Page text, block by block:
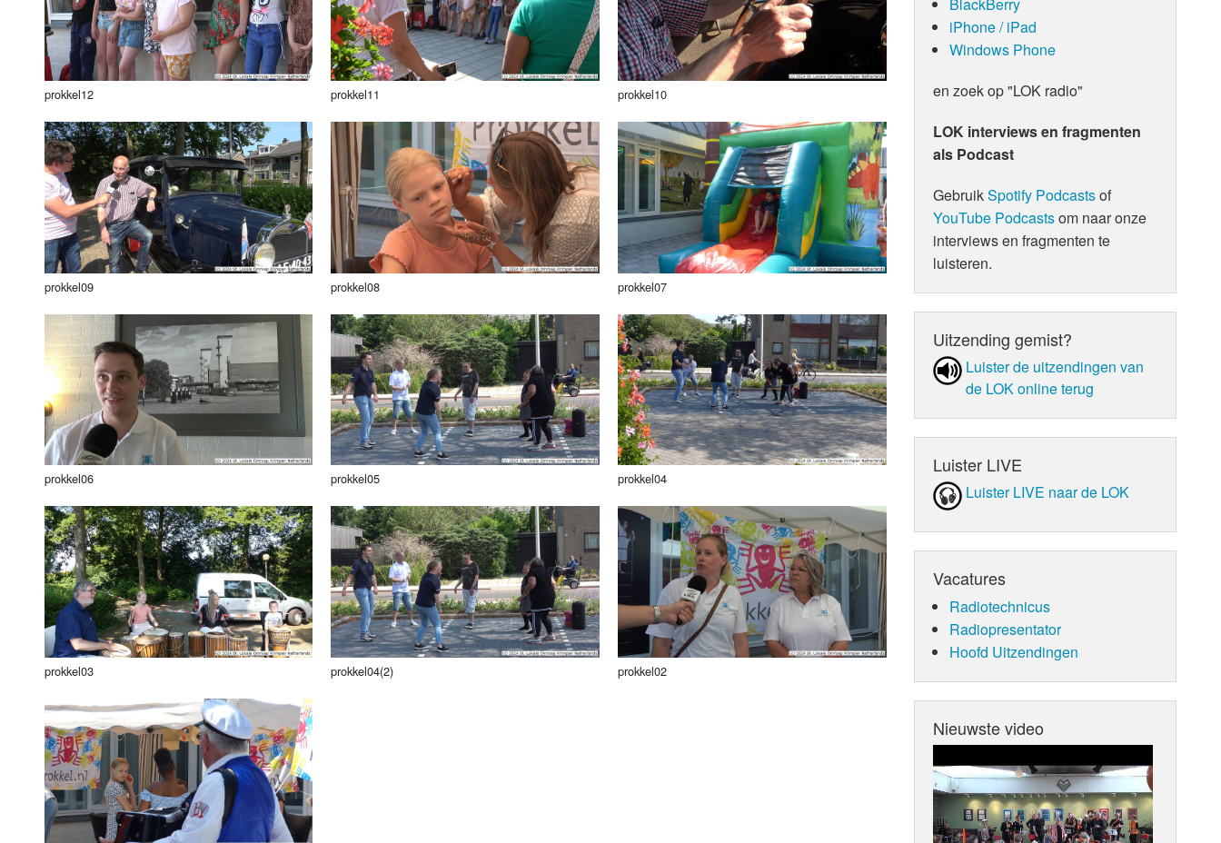
prokkel12 prokkel11 prokkel10
prokkel09 prokkel08 prokkel07
prokkel06 prokkel05 prokkel04
prokkel03 prokkel04(2) prokkel02
iPhone / iPad
Windows Phone
en zoek op "LOK radio"
LOK interviews en fragmenten
als Podcast
GebruikSpotify Podcastsof
YouTube Podcastsom naar onze
interviews en fragmenten te
luisteren.
Uitzending gemist?
Luister de uit­zen­din­gen van
de LOK online terug
Luister LIVE
Luister LIVE naar de LOK
Vacatures
Radiotechnicus
Radiopresentator
Hoofd Uitzendingen
Nieuwste video